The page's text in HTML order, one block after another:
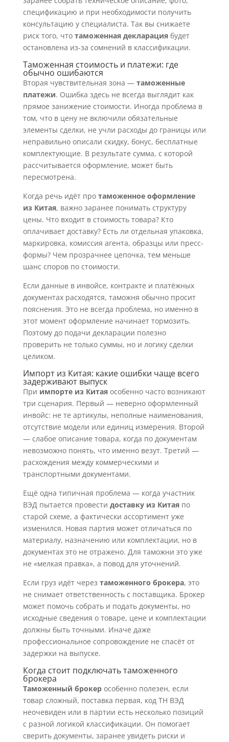
спецификацию и при необходимости получить
консультацию у специалиста. Так вы снижаете
риск того, что таможенная декларациябудет
остановлена из-за сомнений в классификации.
Таможенная стоимость и платежи: где
обычно ошибаются
Вторая чувствительная зона — таможенные
платежи. Ошибка здесь не всегда выглядит как
прямое занижение стоимости. Иногда проблема в
том, что в цену не включили обязательные
элементы сделки, не учли расходы до границы или
неправильно описали скидку, бонус, бесплатные
комплектующие. В результате сумма, с которой
рассчитывается оформление, может быть
пересмотрена.
Когда речь идёт про таможенное оформление
из Китая, важно заранее понимать структуру
цены. Что входит в стоимость товара? Кто
оплачивает доставку? Есть ли отдельная упаковка,
маркировка, комиссия агента, образцы или пресс-
формы? Чем прозрачнее цепочка, тем меньше
шанс споров по стоимости.
Если данные в инвойсе, контракте и платёжных
документах расходятся, таможня обычно просит
пояснения. Это не всегда проблема, но именно в
этот момент оформление начинает тормозить.
Поэтому до подачи декларации полезно
проверить не только суммы, но и логику сделки
целиком.
Импорт из Китая: какие ошибки чаще всего
задерживают выпуск
При импорте из Китаяособенно часто возникают
три сценария. Первый — неверно оформленный
инвойс: не те артикулы, неполные наименования,
отсутствие модели или единиц измерения. Второй
— слабое описание товара, когда по документам
невозможно понять, что именно везут. Третий —
расхождения между коммерческими и
транспортными документами.
Ещё одна типичная проблема — когда участник
ВЭД пытается провести доставку из Китаяпо
старой схеме, а фактически ассортимент уже
изменился. Новая партия может отличаться по
материалу, назначению или комплектации, но в
документах это не отражено. Для таможни это уже
не «мелкая правка», а повод для уточнений.
Если груз идёт через таможенного брокера, это
не снимает ответственность с поставщика. Брокер
может помочь собрать и подать документы, но
исходные сведения о товаре, цене и комплектации
должны быть точными. Иначе даже
профессиональное сопровождение не спасёт от
задержки на выпуске.
Когда стоит подключать таможенного
брокера
Таможенный брокерособенно полезен, если
товар сложный, поставка первая, код ТН ВЭД
неочевиден или в партии есть несколько позиций
с разной логикой классификации. Он помогает
сверить документы, заранее увидеть риски и